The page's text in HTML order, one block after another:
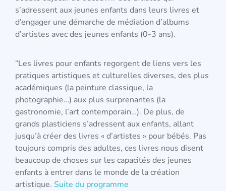
s’adressent aux jeunes enfants dans leurs livres et
d’engager une démarche de médiation d’albums
d’artistes avec des jeunes enfants (0-3 ans).
“Les livres pour enfants regorgent de liens vers les
pratiques artistiques et culturelles diverses, des plus
académiques (la peinture classique, la
photographie…) aux plus surprenantes (la
gastronomie, l’art contemporain…). De plus, de
grands plasticiens s’adressent aux enfants, allant
jusqu’à créer des livres « d’artistes » pour bébés. Pas
toujours compris des adultes, ces livres nous disent
beaucoup de choses sur les capacités des jeunes
enfants à entrer dans le monde de la création
artistique. Suite du programme